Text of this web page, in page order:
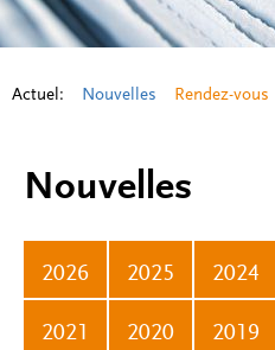
Actuel: Nouvelles Rendez-vous
Nouvelles
2026 2025 2024
2021 2020 2019